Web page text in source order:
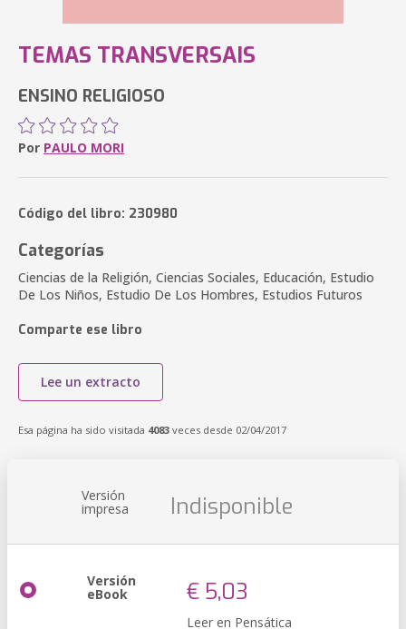
TEMAS TRANSVERSAIS
ENSINO RELIGIOSO
Por PAULO MORI
Código del libro: 230980
Categorías
Ciencias de la Religión, Ciencias Sociales, Educación, Estudio
De Los Niños, Estudio De Los Hombres, Estudios Futuros
Comparte ese libro
Lee un extracto
Esa página ha sido visitada 4083 veces desde 02/04/2017
Versión
impresa Indisponible
Versión
eBook € 5,03
Leer en Pensática